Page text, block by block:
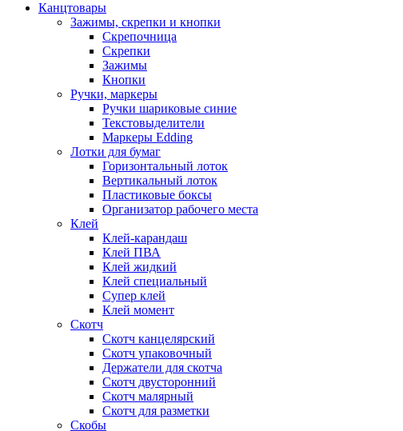
Канцтовары
Зажимы, скрепки и кнопки
Скрепочница
Скрепки
Зажимы
Кнопки
Ручки, маркеры
Ручки шариковые синие
Текстовыделители
Маркеры Edding
Лотки для бумаг
Горизонтальный лоток
Вертикальный лоток
Пластиковые боксы
Организатор рабочего места
Клей
Клей-карандаш
Клей ПВА
Клей жидкий
Клей специальный
Супер клей
Клей момент
Скотч
Скотч канцелярский
Скотч упаковочный
Держатели для скотча
Скотч двусторонний
Скотч малярный
Скотч для разметки
Скобы